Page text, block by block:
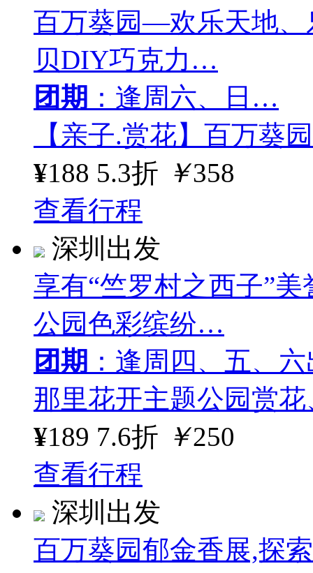
百万葵园—欢乐天地、
贝DIY巧克力…
团期 ：逢周六、日…
【亲子.赏花】百万葵
¥188 5.3折 ￥358
查看行程
深圳出发
享有“竺罗村之西子”
公园色彩缤纷…
团期 ：逢周四、五、
那里花开主题公园赏
¥189 7.6折 ￥250
查看行程
深圳出发
百万葵园郁金香展,探